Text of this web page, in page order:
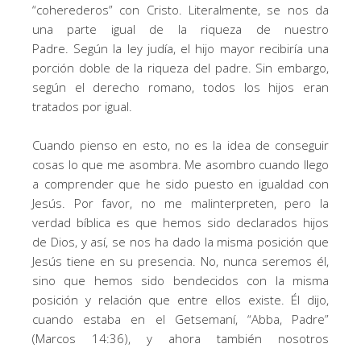
“coherederos” con Cristo. Literalmente, se nos da
una parte igual de la riqueza de nuestro
Padre. Según la ley judía, el hijo mayor recibiría una
porción doble de la riqueza del padre. Sin embargo,
según el derecho romano, todos los hijos eran
tratados por igual.
Cuando pienso en esto, no es la idea de conseguir
cosas lo que me asombra. Me asombro cuando llego
a comprender que he sido puesto en igualdad con
Jesús. Por favor, no me malinterpreten, pero la
verdad bíblica es que hemos sido declarados hijos
de Dios, y así, se nos ha dado la misma posición que
Jesús tiene en su presencia. No, nunca seremos él,
sino que hemos sido bendecidos con la misma
posición y relación que entre ellos existe. Él dijo,
cuando estaba en el Getsemaní, “Abba, Padre”
(Marcos 14:36), y ahora también nosotros